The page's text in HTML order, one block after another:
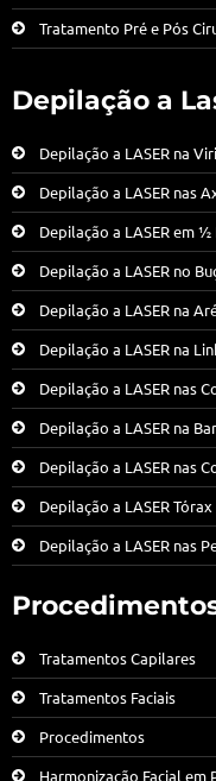
Tratamento Pré e Pós
Depilação a
Depilação a LASER na
Depilação a LASER nas
Depilação a LASER em ½
Depilação a LASER no
Depilação a LASER na
Depilação a LASER na
Depilação a LASER nas
Depilação a LASER na
Depilação a LASER nas
Depilação a LASER
Depilação a LASER nas
Tratamentos Capilares
Tratamentos Faciais
Procedimentos
Harmonização Facial